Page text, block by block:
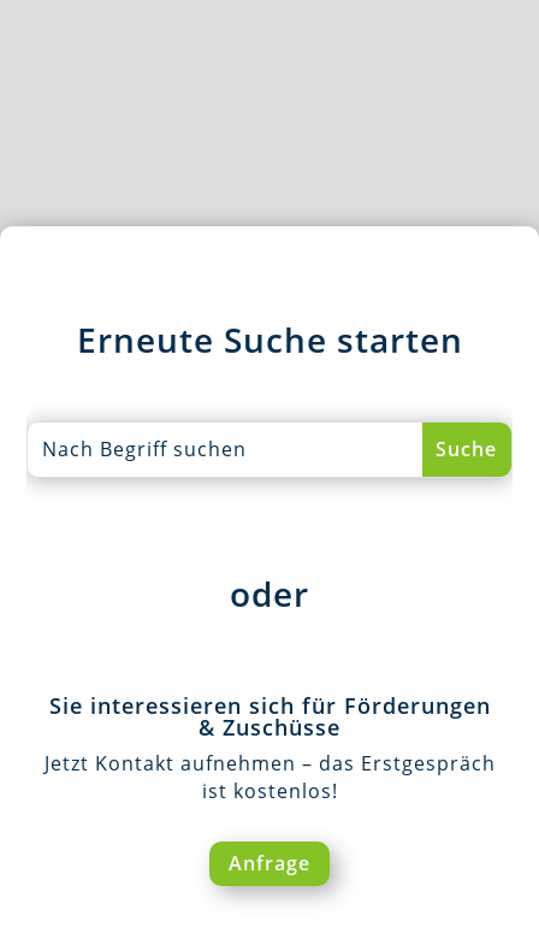
Erneute Suche starten
oder
Sie interessieren sich für Förderungen
& Zuschüsse
Jetzt Kontakt aufnehmen – das Erstgespräch
ist kostenlos!
Anfrage